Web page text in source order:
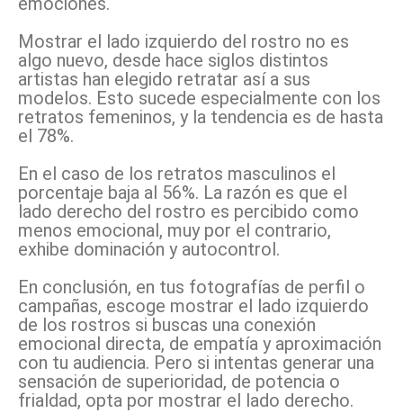
Mostrar el lado izquierdo del rostro no es
algo nuevo, desde hace siglos distintos
artistas han elegido retratar así a sus
modelos. Esto sucede especialmente con los
retratos femeninos, y la tendencia es de hasta
el 78%.
En el caso de los retratos masculinos el
porcentaje baja al 56%. La razón es que el
lado derecho del rostro es percibido como
menos emocional, muy por el contrario,
exhibe dominación y autocontrol.
En conclusión, en tus fotografías de perfil o
campañas, escoge mostrar el lado izquierdo
de los rostros si buscas una conexión
emocional directa, de empatía y aproximación
con tu audiencia. Pero si intentas generar una
sensación de superioridad, de potencia o
frialdad, opta por mostrar el lado derecho.